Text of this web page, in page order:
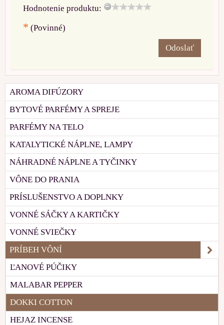
Hodnotenie produktu:
* (Povinné)
Odoslať
AROMA DIFÚZORY
BYTOVÉ PARFÉMY A SPREJE
PARFÉMY NA TELO
KATALYTICKÉ NÁPLNE, LAMPY
NÁHRADNÉ NÁPLNE A TYČINKY
VÔNE DO PRANIA
PRÍSLUŠENSTVO A DOPLNKY
VONNÉ SÁČKY A KARTIČKY
VONNÉ SVIEČKY
PRÍBEH VÔNÍ
ĽANOVÉ PÚČIKY
MALABAR PEPPER
DOKKI COTTON
HEJAZ INCENSE